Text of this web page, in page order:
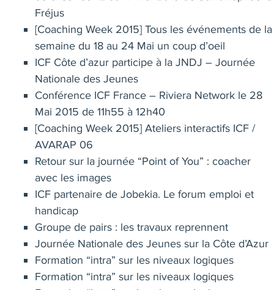
Fréjus
[Coaching Week 2015] Tous les événements de la
semaine du 18 au 24 Mai un coup d’oeil
ICF Côte d’azur participe à la JNDJ – Journée
Nationale des Jeunes
Conférence ICF France – Riviera Network le 28
Mai 2015 de 11h55 à 12h40
[Coaching Week 2015] Ateliers interactifs ICF /
AVARAP 06
Retour sur la journée “Point of You” : coacher
avec les images
ICF partenaire de Jobekia. Le forum emploi et
handicap
Groupe de pairs : les travaux reprennent
Journée Nationale des Jeunes sur la Côte d’Azur
Formation “intra” sur les niveaux logiques
Formation “intra” sur les niveaux logiques